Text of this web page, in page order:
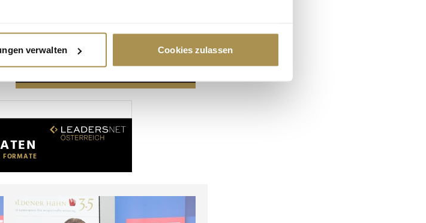
werden, und legen Sie Ihre Präferenzen im
Funktionen für soziale Medien anbieten zu können
Analysen weiter. Unsere Partner führen diese Informationen
bereitgestellt haben oder die sie im Rahmen Ihrer Nutzung
verwalten Cookies zulassen